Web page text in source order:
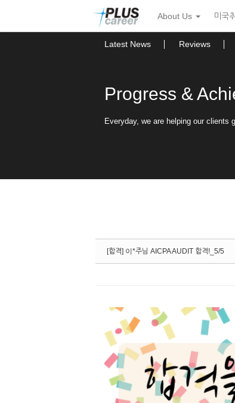
뉴
토
About Us 미국
Latest News Reviews
Progress &
Everyday, we are helping our clients
[합격] 이*주님 AICPA AUDIT 합격!_5/5